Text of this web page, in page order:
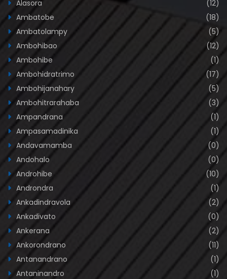
Alasora
(12)
Ambatobe
(18)
Ambatolampy
(5)
Ambohibao
(12)
Ambohibe
(1)
Ambohidratrimo
(17)
Ambohijanahary
(5)
Ambohitrarahaba
(3)
Ampandrana
(1)
Ampasamadinika
(1)
Andavamamba
(0)
Andohalo
(0)
Androhibe
(10)
Androndra
(1)
Ankadindravola
(2)
Ankadivato
(0)
Ankerana
(2)
Ankorondrano
(11)
Antanandrano
(1)
Antaninandro
(1)